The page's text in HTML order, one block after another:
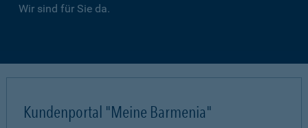
Wir sind für Sie da.
Kundenportal "Meine Barmenia"